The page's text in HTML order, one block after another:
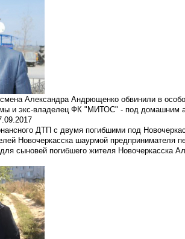
Александра Андрющенко обвинили в
и экс-владелец ФК "МИТОС" - под домашним
ДТП с двумя погибшими под
Новочеркасска шаурмой предпринимателя
сыновей погибшего жителя Новочеркасска